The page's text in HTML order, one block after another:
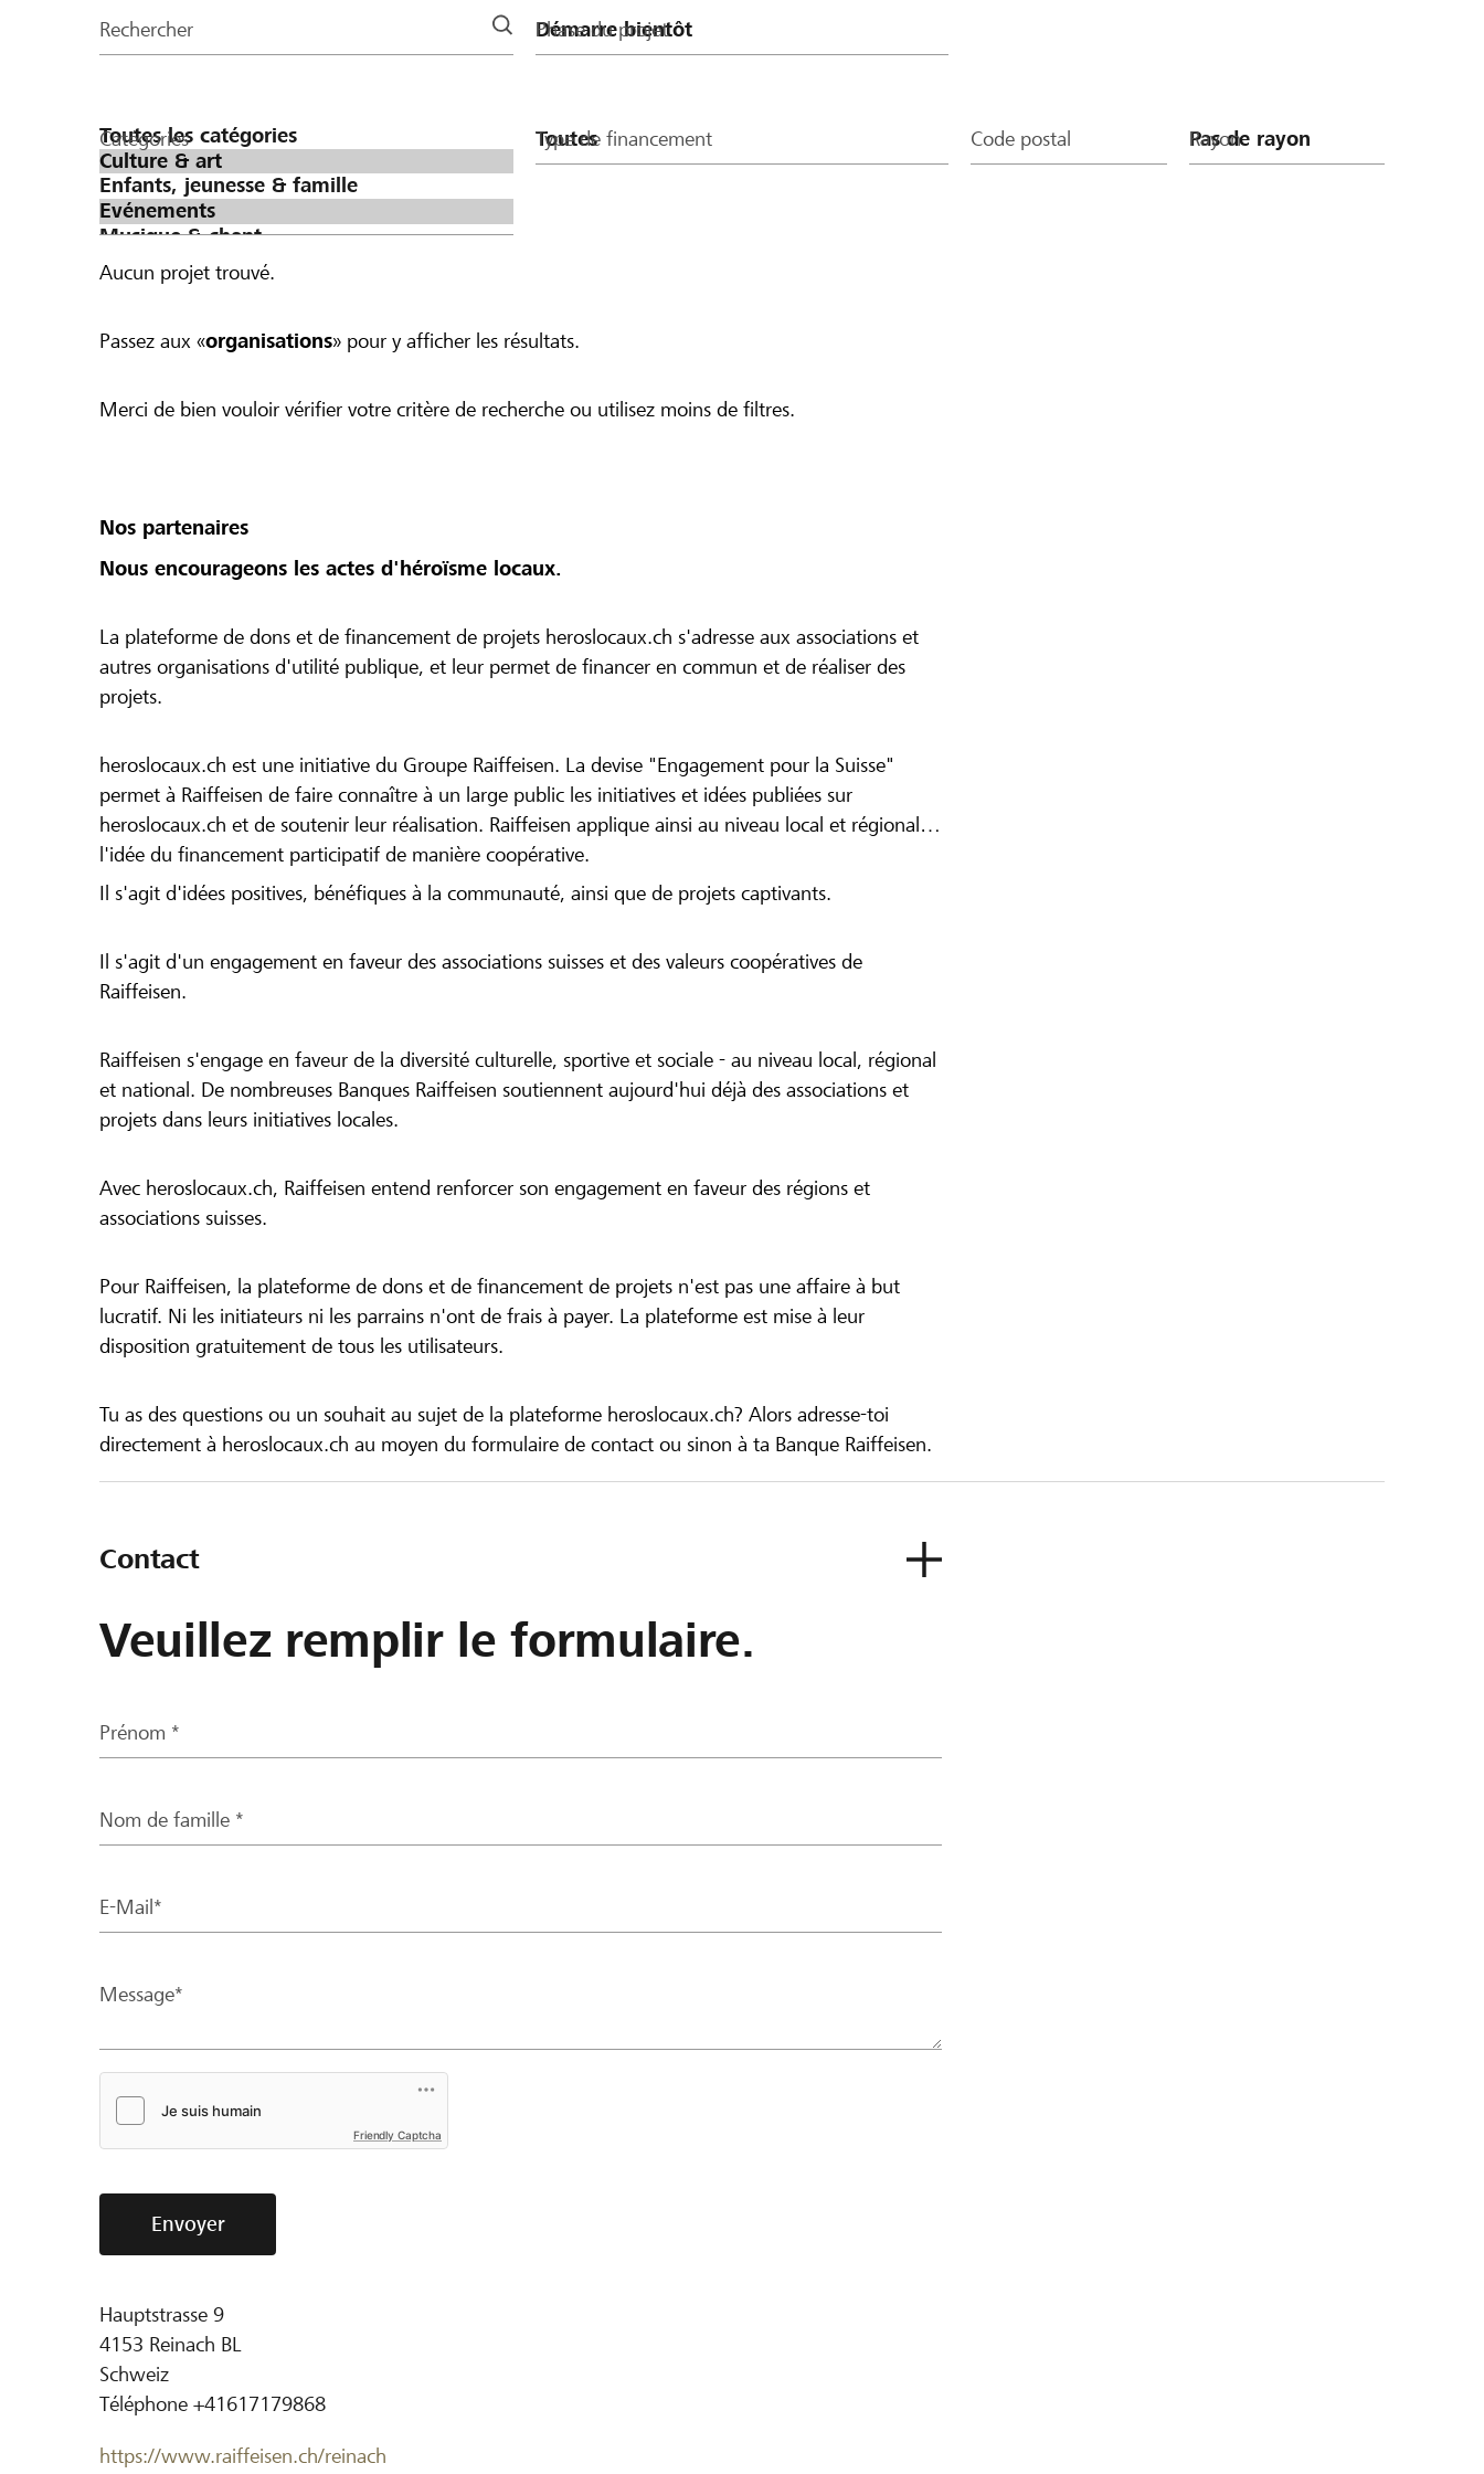
la
Rechercher Phase du projet
Catégories Type de financement Code postal Rayon
Aucun projet trouvé.
Passez aux «organisations» pour y afficher les résultats.
Merci de bien vouloir vérifier votre critère de recherche ou utilisez moins de filtres.
Nos partenaires
Nous encourageons les actes d'héroïsme locaux.
La plateforme de dons et de financement de projets heroslocaux.ch s'adresse aux associations et
autres organisations d'utilité publique, et leur permet de financer en commun et de réaliser des
projets.
heroslocaux.ch est une initiative du Groupe Raiffeisen. La devise "Engagement pour la Suisse"
permet à Raiffeisen de faire connaître à un large public les initiatives et idées publiées sur
heroslocaux.ch et de soutenir leur réalisation. Raiffeisen applique ainsi au niveau local et régional
l'idée du financement participatif de manière coopérative.
Il s'agit d'idées positives, bénéfiques à la communauté, ainsi que de projets captivants.
Il s'agit d'un engagement en faveur des associations suisses et des valeurs coopératives de
Raiffeisen.
Raiffeisen s'engage en faveur de la diversité culturelle, sportive et sociale - au niveau local, régional
et national. De nombreuses Banques Raiffeisen soutiennent aujourd'hui déjà des associations et
projets dans leurs initiatives locales.
Avec heroslocaux.ch, Raiffeisen entend renforcer son engagement en faveur des régions et
associations suisses.
Pour Raiffeisen, la plateforme de dons et de financement de projets n'est pas une affaire à but
lucratif. Ni les initiateurs ni les parrains n'ont de frais à payer. La plateforme est mise à leur
disposition gratuitement de tous les utilisateurs.
Tu as des questions ou un souhait au sujet de la plateforme heroslocaux.ch? Alors adresse-toi
directement à heroslocaux.ch au moyen du formulaire de contact ou sinon à ta Banque Raiffeisen.
Contact
Veuillez remplir le formulaire.
Prénom *
Nom de famille *
E-Mail*
Message*
Friendly Captcha
Envoyer
Hauptstrasse 9
4153 Reinach BL
Schweiz
Téléphone +41617179868
https://www.raiffeisen.ch/reinach